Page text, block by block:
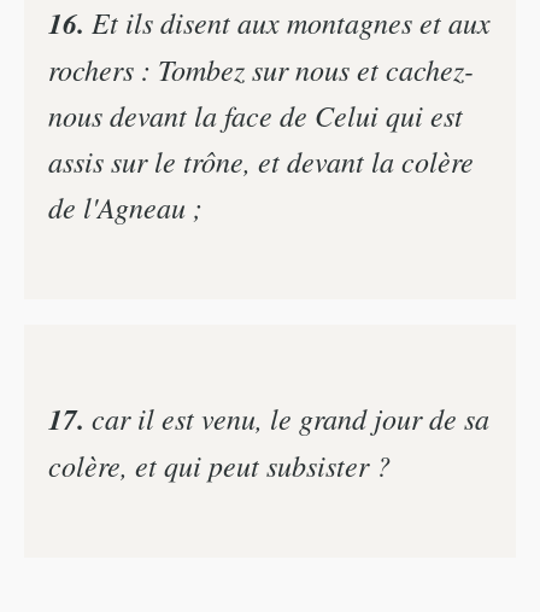
16. Et ils disent aux montagnes et aux
rochers : Tombez sur nous et cachez-
nous devant la face de Celui qui est
assis sur le trône, et devant la colère
de l'Agneau ;
17. car il est venu, le grand jour de sa
colère, et qui peut subsister ?